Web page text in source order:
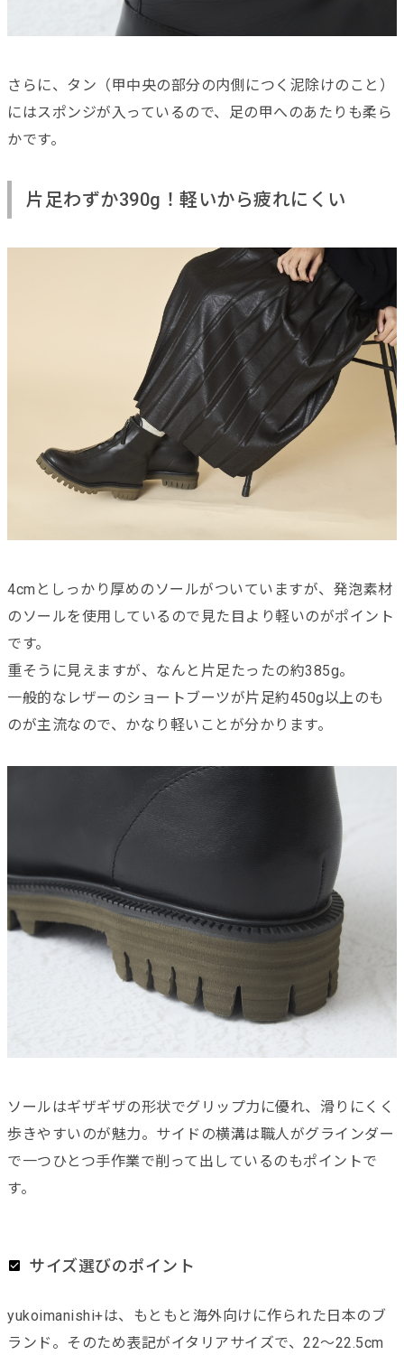
さらに、タン（甲中央の部分の内側につく泥除けのこと）
にはスポンジが入っているので、足の甲へのあたりも柔ら
かです。
片足わずか390g！軽いから疲れにくい
4cmとしっかり厚めのソールがついていますが、発泡素材
のソールを使用しているので見た目より軽いのがポイント
です。
重そうに見えますが、なんと片足たったの約385g。
一般的なレザーのショートブーツが片足約450g以上のも
のが主流なので、かなり軽いことが分かります。
ソールはギザギザの形状でグリップ力に優れ、滑りにくく
歩きやすいのが魅力。サイドの横溝は職人がグラインダー
で一つひとつ手作業で削って出しているのもポイントで
す。
サイズ選びのポイント
yukoimanishi+は、もともと海外向けに作られた日本のブ
ランド。そのため表記がイタリアサイズで、22～22.5cm